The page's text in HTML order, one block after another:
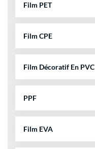
Film PET
Film CPE
Film Décoratif En PVC
PPF
Film EVA